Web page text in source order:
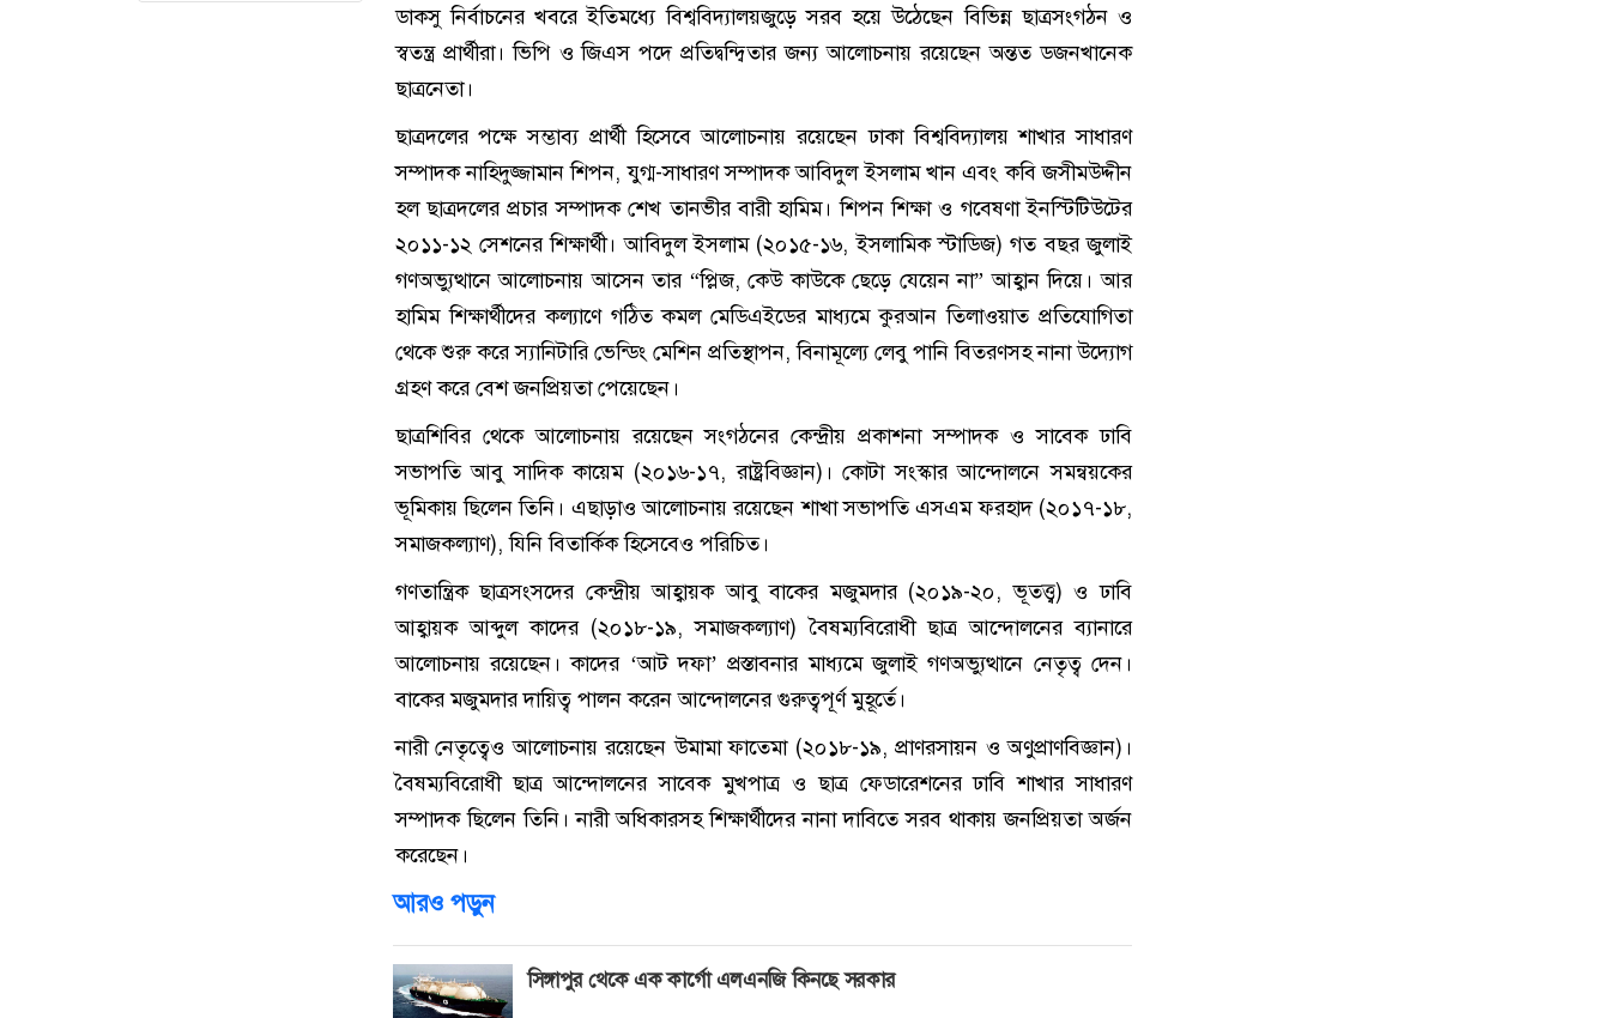
ডাকসু নির্বাচনের খবরে ইতিমধ্যে বিশ্ববিদ্যালয়জুড়ে সরব হয়ে উঠেছেন বিভিন্ন ছাত্রসংগঠন ও
স্বতন্ত্র প্রার্থীরা। ভিপি ও জিএস পদে প্রতিদ্বন্দ্বিতার জন্য আলোচনায় রয়েছেন অন্তত ডজনখানেক
ছাত্রনেতা।
ছাত্রদলের পক্ষে সম্ভাব্য প্রার্থী হিসেবে আলোচনায় রয়েছেন ঢাকা বিশ্ববিদ্যালয় শাখার সাধারণ
সম্পাদক নাহিদুজ্জামান শিপন, যুগ্ম-সাধারণ সম্পাদক আবিদুল ইসলাম খান এবং কবি জসীমউদ্দীন
হল ছাত্রদলের প্রচার সম্পাদক শেখ তানভীর বারী হামিম। শিপন শিক্ষা ও গবেষণা ইনস্টিটিউটের
২০১১-১২ সেশনের শিক্ষার্থী। আবিদুল ইসলাম (২০১৫-১৬, ইসলামিক স্টাডিজ) গত বছর জুলাই
গণঅভ্যুত্থানে আলোচনায় আসেন তার “প্লিজ, কেউ কাউকে ছেড়ে যেয়েন না” আহ্বান দিয়ে। আর
হামিম শিক্ষার্থীদের কল্যাণে গঠিত কমল মেডিএইডের মাধ্যমে কুরআন তিলাওয়াত প্রতিযোগিতা
থেকে শুরু করে স্যানিটারি ভেন্ডিং মেশিন প্রতিস্থাপন, বিনামূল্যে লেবু পানি বিতরণসহ নানা উদ্যোগ
গ্রহণ করে বেশ জনপ্রিয়তা পেয়েছেন।
ছাত্রশিবির থেকে আলোচনায় রয়েছেন সংগঠনের কেন্দ্রীয় প্রকাশনা সম্পাদক ও সাবেক ঢাবি
সভাপতি আবু সাদিক কায়েম (২০১৬-১৭, রাষ্ট্রবিজ্ঞান)। কোটা সংস্কার আন্দোলনে সমন্বয়কের
ভূমিকায় ছিলেন তিনি। এছাড়াও আলোচনায় রয়েছেন শাখা সভাপতি এসএম ফরহাদ (২০১৭-১৮,
সমাজকল্যাণ), যিনি বিতার্কিক হিসেবেও পরিচিত।
গণতান্ত্রিক ছাত্রসংসদের কেন্দ্রীয় আহ্বায়ক আবু বাকের মজুমদার (২০১৯-২০, ভূতত্ত্ব) ও ঢাবি
আহ্বায়ক আব্দুল কাদের (২০১৮-১৯, সমাজকল্যাণ) বৈষম্যবিরোধী ছাত্র আন্দোলনের ব্যানারে
আলোচনায় রয়েছেন। কাদের ‘আট দফা’ প্রস্তাবনার মাধ্যমে জুলাই গণঅভ্যুত্থানে নেতৃত্ব দেন।
বাকের মজুমদার দায়িত্ব পালন করেন আন্দোলনের গুরুত্বপূর্ণ মুহূর্তে।
নারী নেতৃত্বেও আলোচনায় রয়েছেন উমামা ফাতেমা (২০১৮-১৯, প্রাণরসায়ন ও অণুপ্রাণবিজ্ঞান)।
বৈষম্যবিরোধী ছাত্র আন্দোলনের সাবেক মুখপাত্র ও ছাত্র ফেডারেশনের ঢাবি শাখার সাধারণ
সম্পাদক ছিলেন তিনি। নারী অধিকারসহ শিক্ষার্থীদের নানা দাবিতে সরব থাকায় জনপ্রিয়তা অর্জন
করেছেন।
আরও পড়ুন
সিঙ্গাপুর থেকে এক কার্গো এলএনজি কিনছে সরকার